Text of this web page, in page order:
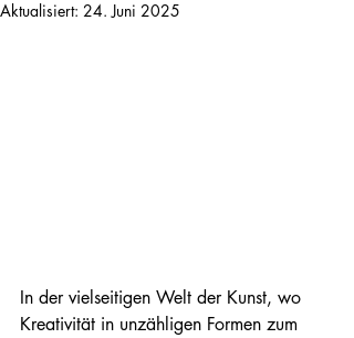
Aktualisiert: 24. Juni 2025
In der vielseitigen Welt der Kunst, wo
Kreativität in unzähligen Formen zum